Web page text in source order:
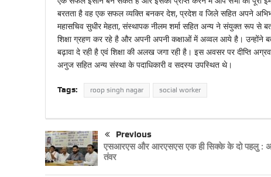
बरतता है वह एक सफल व्यक्ति बनकर देश, प्रदेश व जिले सहित अपने
महासचिव सुधीर मेहता, संस्थापक नीलम शर्मा सहित अन्य ने संयुक्त रूप से
शिक्षा ग्रहण कर रहे है और अपनी अपनी कक्षाओं में अव्वल आये है।
बढ़ावा दे रही है एवं शिक्षा की अलख जगा रही है। इस अवसर पर दीप्ति
अनुज सहित अन्य संस्था के पदाधिकारी व सदस्य उपस्थित थे।
Tags: roop singh nagar social worker
Previous
एसआरएस और आरएसएस एक ही सिक्के के दो पहलु :
तंवर